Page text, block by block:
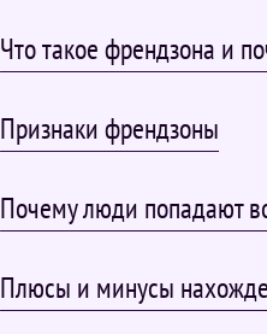
Что такое френдзона и
Признаки френдзоны
Почему люди попадают
Плюсы и минусы